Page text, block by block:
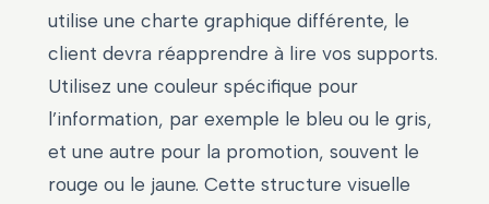
utilise une charte graphique différente, le
client devra réapprendre à lire vos supports.
Utilisez une couleur spécifique pour
l’information, par exemple le bleu ou le gris,
et une autre pour la promotion, souvent le
rouge ou le jaune. Cette structure visuelle